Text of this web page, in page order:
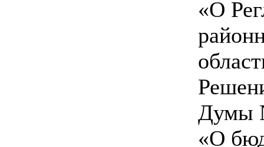
«О
Думы
«О